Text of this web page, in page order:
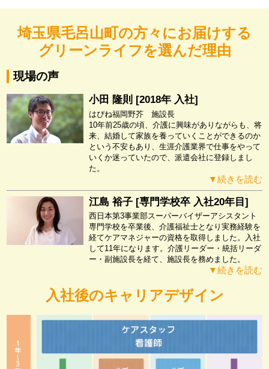
埼玉県毛呂山町の方々にお届けする
グリーンライフを選んだ理由
現場の声
小田 隆則 [2018年 入社]
はぴね福岡野芥 施設長
10年前25歳の頃、介護に興味がありながらも、将
来、結婚して家族を養っていくことができるのか
という不安もあり、生涯介護業界で仕事をやって
いくか迷っていたので、派遣会社に登録しまし
た。
▼続きを読む
江島 裕子 [専門学校卒 入社20年目]
西日本第3事業部スーパーバイザーアシスタント
専門学校を卒業後、介護福祉士となり実務経験を
経てケアマネジャーの資格を取得しました。入社
して11年になります。介護リーダー・統括リーダ
ー・副施設長を経て、施設長を務めました。
▼続きを読む
入社後のキャリアデザイン